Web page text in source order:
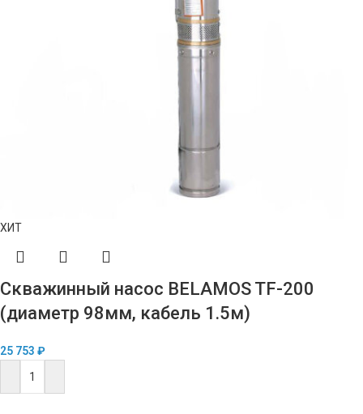
ХИТ
Скважинный насос BELAMOS TF-200
(диаметр 98мм, кабель 1.5м)
25 753 ₽